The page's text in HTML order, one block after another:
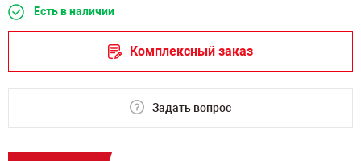
Есть в наличии
Комплексный заказ
Задать вопрос